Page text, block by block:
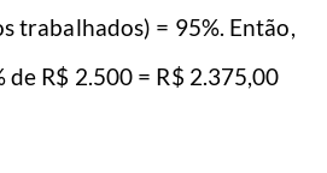
trabalhados) = 95%. Então,
R$ 2.500 = R$ 2.375,00